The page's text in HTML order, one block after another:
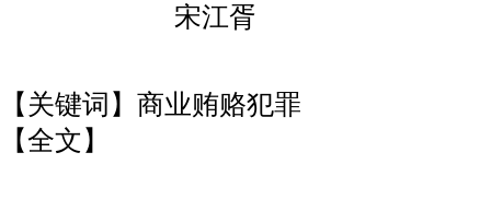
宋江胥
【关键词】商业贿赂犯罪
【全文】